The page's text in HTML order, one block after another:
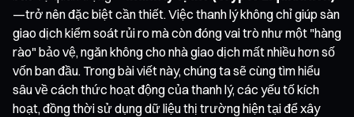
—trở nên đặc biệt cần thiết. Việc thanh lý không chỉ giúp sàn
giao dịch kiểm soát rủi ro mà còn đóng vai trò như một "hàng
rào" bảo vệ, ngăn không cho nhà giao dịch mất nhiều hơn số
vốn ban đầu. Trong bài viết này, chúng ta sẽ cùng tìm hiểu
sâu về cách thức hoạt động của thanh lý, các yếu tố kích
hoạt, đồng thời sử dụng dữ liệu thị trường hiện tại để xây